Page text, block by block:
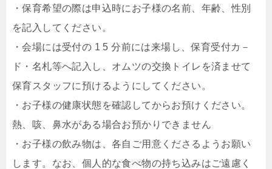
・保育希望の際は申込時にお子様の名前、年齢、性別
を記入してください。
・会場には受付の 1 5 分前には来場し、保育受付カ－
ド・名札等へ記入し、オムツの交換トイレを済ませて
保育スタッフに預けるようにしてください。
・お子様の健康状態を確認してからお預けください。
熱、咳、鼻水がある場合お預かりできません
・お子様の飲み物は、各自ご用意くださるようお願い
します。なお、個人的な食べ物の持ち込みはご遠慮く